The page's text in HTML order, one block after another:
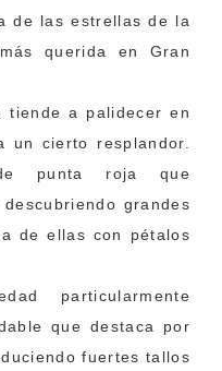
de las estrellas de la
querida en Gran
tiende a palidecer en
un cierto resplandor.
punta roja que
grandes
de ellas con pétalos
particularmente
que destaca por
fuertes tallos